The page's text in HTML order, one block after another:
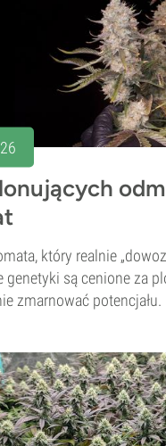
który realnie
genetyki są cenione za
zmarnować potencjału.